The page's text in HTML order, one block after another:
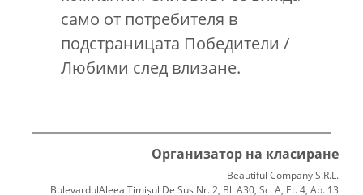
само от потребителя в
подстраницата Победители /
Любими след влизане.
Организатор на класиране
Beautiful Company S.R.L.
BulevardulAleea Timișul De Sus Nr. 2, Bl. A30, Sc. A, Et. 4, Ap. 13